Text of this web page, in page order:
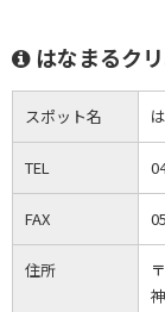
はなまるク
スポット名
TEL
FAX
住所